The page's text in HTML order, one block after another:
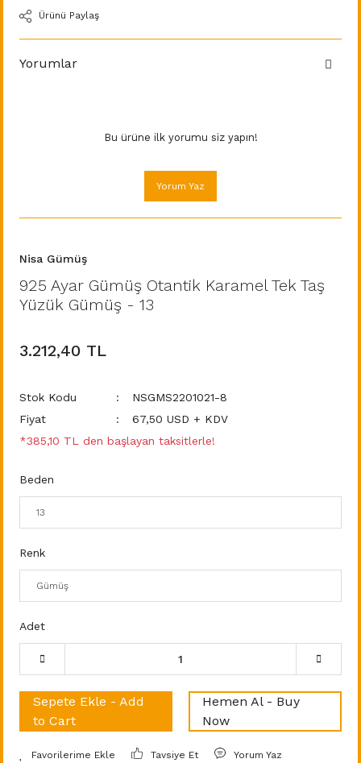
Ürünü Paylaş
Yorumlar
Bu ürüne ilk yorumu siz yapın!
Yorum Yaz
Nisa Gümüş
925 Ayar Gümüş Otantik Karamel Tek Taş
Yüzük Gümüş - 13
3.212,40 TL
Stok Kodu
NSGMS2201021-8
Fiyat
67,50 USD + KDV
*385,10 TL den başlayan taksitlerle!
Beden
Renk
Adet
Sepete Ekle - Add
to Cart
Hemen Al - Buy
Now
Tavsiye Et Yorum Yaz